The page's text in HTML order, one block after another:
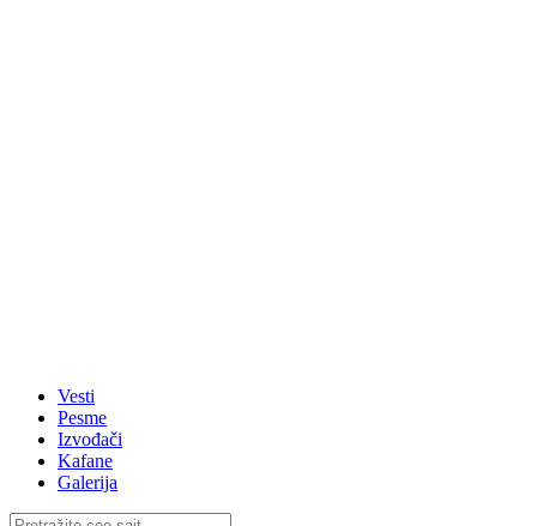
Vesti
Pesme
Izvođači
Kafane
Galerija